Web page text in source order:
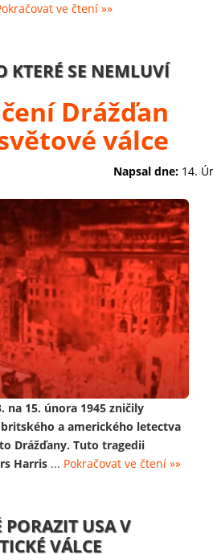
ve čtení »»
KTERÉ SE NEMLUVÍ
Drážďan
válce
Napsal dne: 14.
na 15. února 1945 zničily
a amerického letectva
Drážďany. Tuto tragedii
Harris ... Pokračovat ve čtení »»
PORAZIT USA V
VÁLCE